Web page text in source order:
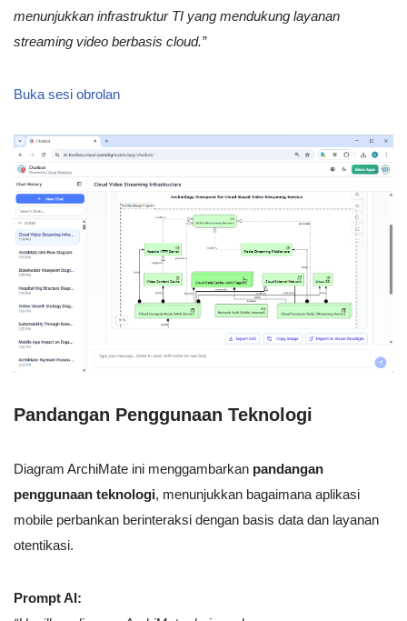
menunjukkan infrastruktur TI yang mendukung layanan
streaming video berbasis cloud.”
Buka sesi obrolan
Pandangan Penggunaan Teknologi
Diagram ArchiMate ini menggambarkan pandangan
penggunaan teknologi, menunjukkan bagaimana aplikasi
mobile perbankan berinteraksi dengan basis data dan layanan
otentikasi.
Prompt AI: